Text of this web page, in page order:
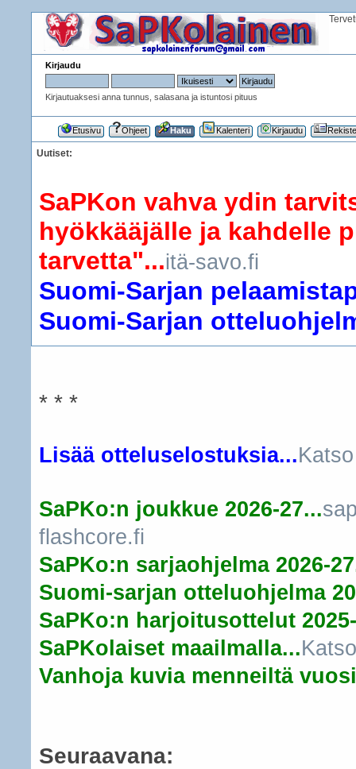
Kirjaudu
Kirjautuaksesi anna tunnus, salasana ja istuntosi pituus
Etusivu Ohjeet Haku Kalenteri Kirjaudu
Uutiset:
SaPKon vahva ydin
hyökkääjälle ja kahdelle
tarvetta"...itä-savo.fi
Suomi-Sarjan
Suomi-Sarjan
* * *
Lisää otteluselostuksia...
SaPKo:n joukkue 2026-27...
flashcore.fi
SaPKo:n sarjaohjelma 2026-
Suomi-sarjan otteluohjelma
SaPKo:n harjoitusottelut
SaPKolaiset maailmalla...
Vanhoja kuvia menneiltä
Seuraavana: